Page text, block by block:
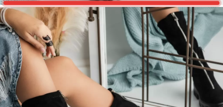
Няма наличност
Уведомете ме, когато е налично